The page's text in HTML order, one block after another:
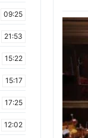
09:25
21:53
15:22
15:17
17:25
12:02